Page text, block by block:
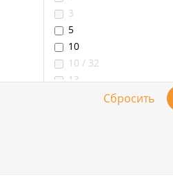
3
5
10
10 / 32
13